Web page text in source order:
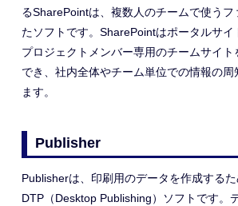
るSharePointは、 複数人のチームで使うフ
たソフトです。 SharePointはポータルサ
プロジェクトメンバー専用のチームサイト
でき、 社内全体やチーム単位での情報の周
ます。
Publisher
Publisherは、印刷用のデータを作成する
DTP（Desktop Publishing）ソフトです。